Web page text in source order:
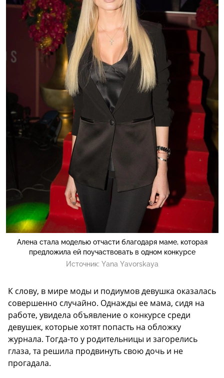
Алена стала моделью отчасти благодаря маме, которая
предложила ей поучаствовать в одном конкурсе
Источник: Yana Yavorskaya
К слову, в мире моды и подиумов девушка оказалась
совершенно случайно. Однажды ее мама, сидя на
работе, увидела объявление о конкурсе среди
девушек, которые хотят попасть на обложку
журнала. Тогда-то у родительницы и загорелись
глаза, та решила продвинуть свою дочь и не
прогадала.